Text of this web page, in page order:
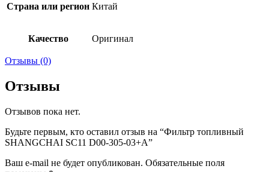
Страна или регион Китай
Качество Оригинал
Отзывы (0)
Отзывы
Отзывов пока нет.
Будьте первым, кто оставил отзыв на “Фильтр топливный
SHANGCHAI SC11 D00-305-03+A”
Ваш e-mail не будет опубликован. Обязательные поля